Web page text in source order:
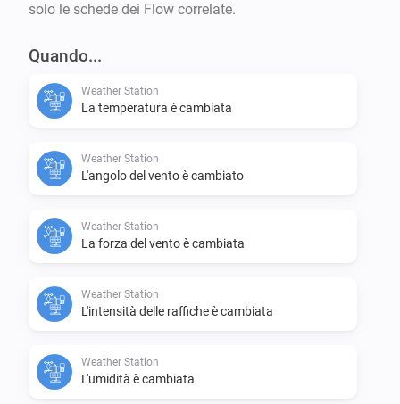
solo le schede dei Flow correlate.
Quando...
Weather Station
La temperatura è cambiata
Weather Station
L'angolo del vento è cambiato
Weather Station
La forza del vento è cambiata
Weather Station
L'intensità delle raffiche è cambiata
Weather Station
L'umidità è cambiata